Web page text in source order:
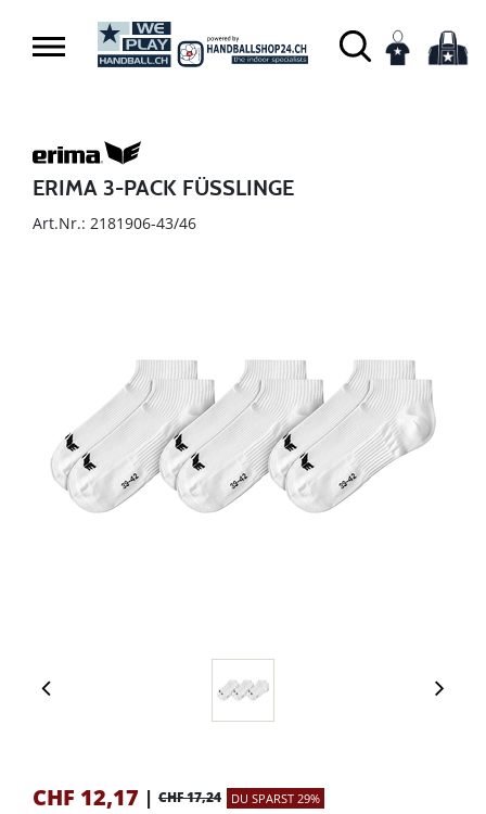
ERIMA 3-PACK FÜSSLINGE
Art.Nr.: 2181906-43/46
CHF 12,17 | CHF 17,24 DU SPARST 29%